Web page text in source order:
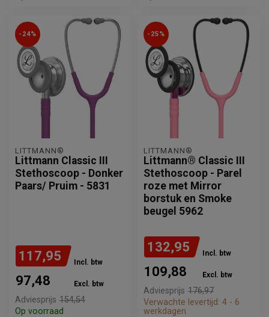
-24%
LITTMANN®
Littmann Classic III
Stethoscoop - Donker
Paars/ Pruim - 5831
117,95 Incl. btw
97,48 Excl. btw
Adviesprijs 154,54
Op voorraad
-25%
LITTMANN®
Littmann® Classic III
Stethoscoop - Parel
roze met Mirror
borstuk en Smoke
beugel 5962
132,95 Incl. btw
109,88 Excl. btw
Adviesprijs 176,97
Verwachte levertijd: 4 - 6
werkdagen